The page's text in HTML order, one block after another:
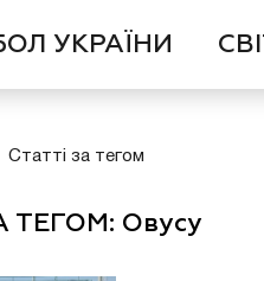
УКРАЇНИ
Статті за тегом
ТЕГОМ: Овусу